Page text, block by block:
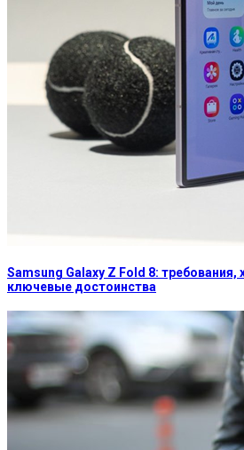
Samsung Galaxy Z Fold 8: требования,
ключевые достоинства